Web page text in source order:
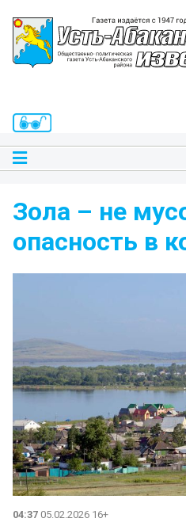
Зола – не
опасность в
04:37 05.02.2026 16+